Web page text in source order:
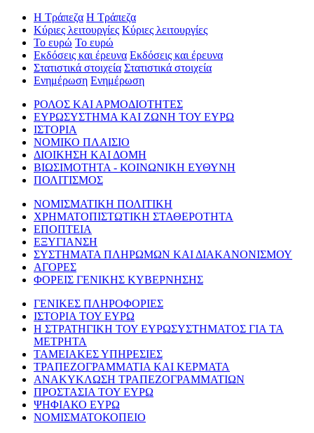
Η Τράπεζα Η Τράπεζα
Κύριες λειτουργίες Κύριες λειτουργίες
Το ευρώ Το ευρώ
Εκδόσεις και έρευνα Εκδόσεις και έρευνα
Στατιστικά στοιχεία Στατιστικά στοιχεία
Ενημέρωση Ενημέρωση
ΡΟΛΟΣ ΚΑΙ ΑΡΜΟΔΙΟΤΗΤΕΣ
ΕΥΡΩΣΥΣΤΗΜΑ ΚΑΙ ΖΩΝΗ ΤΟΥ ΕΥΡΩ
ΙΣΤΟΡΙΑ
ΝΟΜΙΚΟ ΠΛΑΙΣΙΟ
ΔΙΟΙΚΗΣΗ ΚΑΙ ΔΟΜΗ
ΒΙΩΣΙΜΟΤΗΤΑ - ΚΟΙΝΩΝΙΚΗ ΕΥΘΥΝΗ
ΠΟΛΙΤΙΣΜΟΣ
ΝΟΜΙΣΜΑΤΙΚΗ ΠΟΛΙΤΙΚΗ
ΧΡΗΜΑΤΟΠΙΣΤΩΤΙΚΗ ΣΤΑΘΕΡΟΤΗΤΑ
ΕΠΟΠΤΕΙΑ
ΕΞΥΓΙΑΝΣΗ
ΣΥΣΤΗΜΑΤΑ ΠΛΗΡΩΜΩΝ ΚΑΙ ΔΙΑΚΑΝΟΝΙΣΜΟΥ
ΑΓΟΡΕΣ
ΦΟΡΕΙΣ ΓΕΝΙΚΗΣ ΚΥΒΕΡΝΗΣΗΣ
ΓΕΝΙΚΕΣ ΠΛΗΡΟΦΟΡΙΕΣ
ΙΣΤΟΡΙΑ ΤΟΥ ΕΥΡΩ
Η ΣΤΡΑΤΗΓΙΚΗ ΤΟΥ ΕΥΡΩΣΥΣΤΗΜΑΤΟΣ ΓΙΑ ΤΑ
ΜΕΤΡΗΤΑ
ΤΑΜΕΙΑΚΕΣ ΥΠΗΡΕΣΙΕΣ
ΤΡΑΠΕΖΟΓΡΑΜΜΑΤΙΑ ΚΑΙ ΚΕΡΜΑΤΑ
ΑΝΑΚΥΚΛΩΣΗ ΤΡΑΠΕΖΟΓΡΑΜΜΑΤΙΩΝ
ΠΡΟΣΤΑΣΙΑ ΤΟΥ ΕΥΡΩ
ΨΗΦΙΑΚΟ ΕΥΡΩ
ΝΟΜΙΣΜΑΤΟΚΟΠΕΙΟ